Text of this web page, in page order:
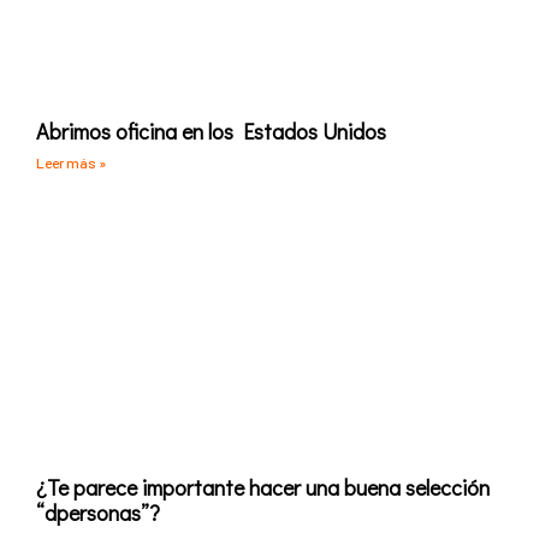
Abrimos oficina en los Estados Unidos
Leer más »
¿Te parece importante hacer una buena selección
“dpersonas”?